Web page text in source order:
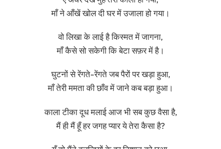
माँ ने आँखें खोल दी घर में उजाला हो गया।
वो लिखा के लाई है किस्मत में जागना,
माँ कैसे सो सकेगी कि बेटा सफ़र में है।
घुटनों से रेंगते-रेंगते जब पैरों पर खड़ा हुआ,
माँ तेरी ममता की छाँव में जाने कब बड़ा हुआ।
काला टीका दूध मलाई आज भी सब कुछ वैसा है,
मैं ही मैं हूँ हर जगह प्यार ये तेरा कैसा है?